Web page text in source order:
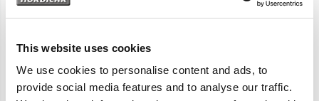
This website uses cookies
We use cookies to personalise content and ads, to
provide social media features and to analyse our traffic.
OE referentie 430262